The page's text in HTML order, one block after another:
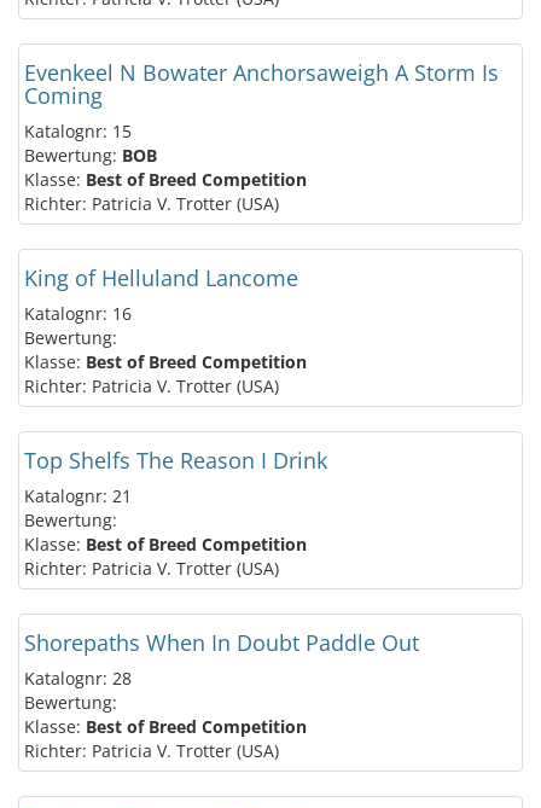
Evenkeel N Bowater Anchorsaweigh A Storm Is
Coming
Katalognr: 15
Bewertung: BOB
Klasse: Best of Breed Competition
Richter: Patricia V. Trotter (USA)
King of Helluland Lancome
Katalognr: 16
Bewertung:
Klasse: Best of Breed Competition
Richter: Patricia V. Trotter (USA)
Top Shelfs The Reason I Drink
Katalognr: 21
Bewertung:
Klasse: Best of Breed Competition
Richter: Patricia V. Trotter (USA)
Shorepaths When In Doubt Paddle Out
Katalognr: 28
Bewertung:
Klasse: Best of Breed Competition
Richter: Patricia V. Trotter (USA)